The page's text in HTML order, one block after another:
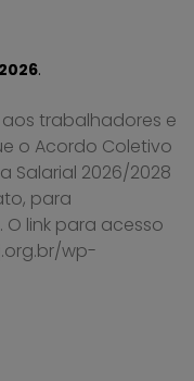
.
trabalhadores e
o Acordo Coletivo
Salarial 2026/2028
para
link para acesso
wp-